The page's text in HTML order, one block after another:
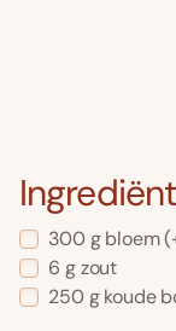
300 g bloem
6 g zout
250 g koude